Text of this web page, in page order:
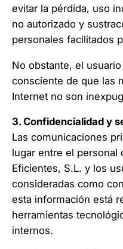
evitar la pérdida, uso
no autorizado y
personales facilitados
No obstante, el
consciente de que las
Internet no son
3. Confidencialidad y
Las comunicaciones
lugar entre el personal
Eficientes, S.L. y los
consideradas como
esta información está
herramientas
internos.